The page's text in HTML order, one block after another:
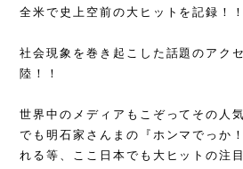
全米で史上空前の大ヒットを記録！！
社会現象を巻き起こした話題のアク
陸！！
世界中のメディアもこぞってその人
でも明石家さんまの『ホンマでっか
れる等、ここ日本でも大ヒットの注